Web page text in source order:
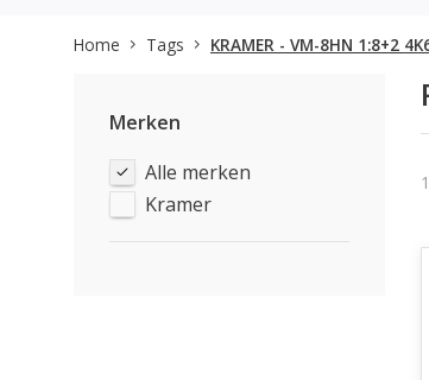
Home Tags KRAMER - VM-8HN 1:8+2
Merken
Alle merken
Kramer